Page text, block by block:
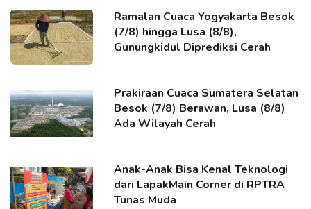
Ramalan Cuaca Yogyakarta Besok
(7/8) hingga Lusa (8/8),
Gunungkidul Diprediksi Cerah
Prakiraan Cuaca Sumatera Selatan
Besok (7/8) Berawan, Lusa (8/8)
Ada Wilayah Cerah
Anak-Anak Bisa Kenal Teknologi
dari LapakMain Corner di RPTRA
Tunas Muda